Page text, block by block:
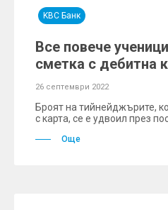
KBC Банк
Все повече
сметка с дебитна
26 септември 2022
Броят на тийнейджърите,
с карта, се е удвоил през
Още